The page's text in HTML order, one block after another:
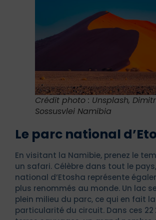
Crédit photo : Unsplash,
Sossusvlei Namibia
Le parc national
En visitant la Namibie, prenez le
un safari. Célèbre dans tout le
national d’Etosha représente
plus renommés au monde. Un lac
plein milieu du parc, ce qui en fait
particularité du circuit. Dans ces 22